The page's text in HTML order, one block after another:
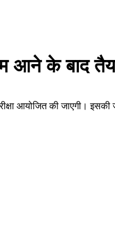
आने के बाद
आयोजित की जाएगी।